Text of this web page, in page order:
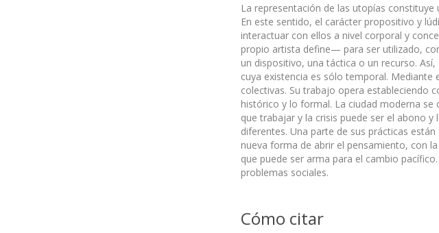
La representación de las utopías
En este sentido, el carácter propositivo y
interactuar con ellos a nivel corporal y
propio artista define— para ser utilizado,
un dispositivo, una táctica o un recurso.
cuya existencia es sólo temporal.
colectivas. Su trabajo opera estableciendo
histórico y lo formal. La ciudad moderna
que trabajar y la crisis puede ser el abono
diferentes. Una parte de sus prácticas
nueva forma de abrir el pensamiento, con
que puede ser arma para el cambio
problemas sociales.
Cómo citar